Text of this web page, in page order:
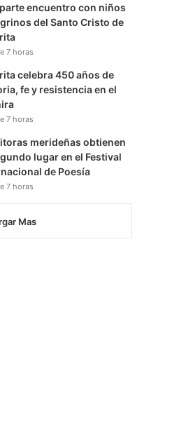
encuentro con niños
del Santo Cristo de
7 horas
celebra 450 años de
fe y resistencia en el
7 horas
merideñas obtienen
lugar en el Festival
de Poesía
7 horas
Mas